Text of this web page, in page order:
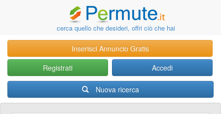
cerca quello che desideri, offri ciò che hai
Inserisci Annuncio Gratis
Registrati
Accedi
Nuova ricerca